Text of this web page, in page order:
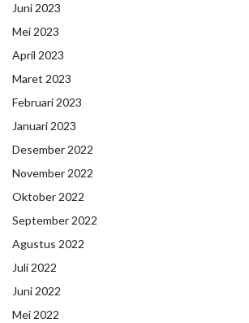
Juni 2023
Mei 2023
April 2023
Maret 2023
Februari 2023
Januari 2023
Desember 2022
November 2022
Oktober 2022
September 2022
Agustus 2022
Juli 2022
Juni 2022
Mei 2022